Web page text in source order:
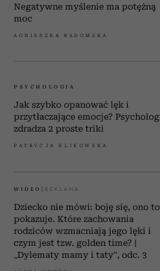
Negatywne myślenie ma potężną
moc
AGNIESZKA RADOMSKA
PSYCHOLOGIA
Jak szybko opanować lęk i
przytłaczające emocje? Psycholog
zdradza 2 proste triki
PATRYCJA KLIKOWSKA
WIDEO
Dziecko nie mówi: boję się, ono to
pokazuje. Które zachowania
rodziców wzmacniają jego lęki i
czym jest tzw. golden time? |
„Dylematy mamy i taty”, odc. 3